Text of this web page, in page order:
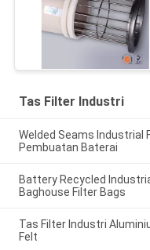
Tas Filter Industri
Welded Seams Industrial
Pembuatan Baterai
Battery Recycled
Baghouse Filter Bags
Tas Filter Industri
Felt